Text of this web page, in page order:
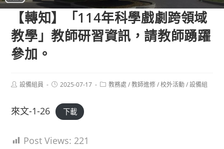
【轉知】「114年科學戲劇跨領域
教學」教師研習資訊，請教師踴躍
參加。
Post設備組員
Post2025-07-17
Post教務處 / 教師進修 / 校外活動 / 設備組
來文-1-26 下載
Post Views: 221